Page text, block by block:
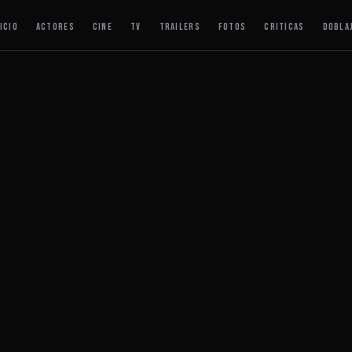
ACTORES CINE TV TRAILERS FOTOS CRITICAS